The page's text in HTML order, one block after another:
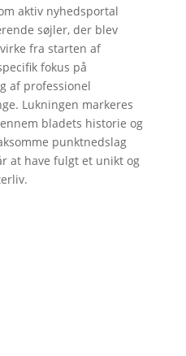
aktiv nyhedsportal
søjler, der blev
fra starten af
fokus på
af professionel
Lukningen markeres
bladets historie og
punktnedslag
at have fulgt et unikt og